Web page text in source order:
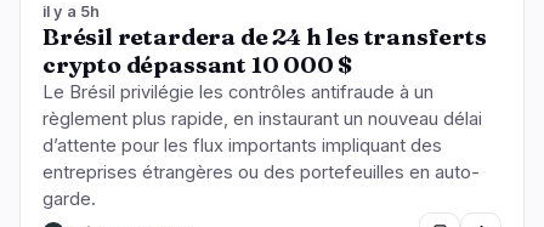
il y a 5h
Brésil retardera de 24 h les transferts
crypto dépassant 10 000 $
Le Brésil privilégie les contrôles antifraude à un
règlement plus rapide, en instaurant un nouveau délai
d’attente pour les flux importants impliquant des
entreprises étrangères ou des portefeuilles en auto-
garde.